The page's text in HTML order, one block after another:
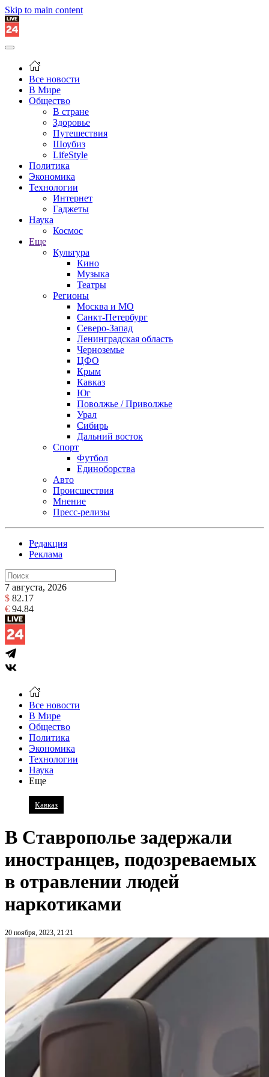
Skip to main content
Все новости
В Мире
Общество
В стране
Здоровье
Путешествия
Шоубиз
LifeStyle
Политика
Экономика
Технологии
Интернет
Гаджеты
Наука
Космос
Еще
Культура
Кино
Музыка
Театры
Регионы
Москва и МО
Санкт-Петербург
Северо-Запад
Ленинградская область
Черноземье
ЦФО
Крым
Кавказ
Юг
Поволжье / Приволжье
Урал
Сибирь
Дальний восток
Спорт
Футбол
Единоборства
Авто
Происшествия
Мнение
Пресс-релизы
Редакция
Реклама
7 августа, 2026
$ 82.17
€ 94.84
Все новости
В Мире
Общество
Политика
Экономика
Технологии
Наука
Еще
Кавказ
В Ставрополье задержали
иностранцев, подозреваемых
в отравлении людей
наркотиками
20 ноября, 2023, 21:21